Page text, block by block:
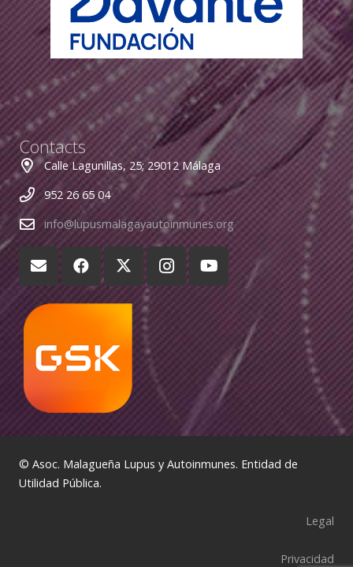
Contacts
Calle Lagunillas, 25; 29012 Málaga
952 26 65 04
info@lupusmalagayautoinmunes.org
© Asoc. Malagueña Lupus y Autoinmunes. Entidad de
Utilidad Pública.
Legal
Privacidad